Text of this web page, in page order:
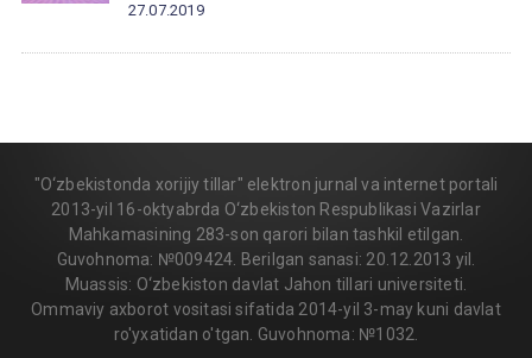
27.07.2019
"O‘zbekistonda xorijiy tillar" elektron jurnal va internet portali
2013-yil 16-oktyabrda O‘zbekiston Respublikasi Vazirlar
Mahkamasining 283-son qarori bilan tashkil etilgan.
Guvohnoma: №009424. Berilgan sanasi: 20.12.2013 yil.
Muassis: O‘zbekiston davlat Jahon tillari universiteti.
Ommaviy axborot vositasi sifatida 2014-yil 3-may kuni davlat
ro'yxatidan o'tgan. Guvohnoma: №1032.